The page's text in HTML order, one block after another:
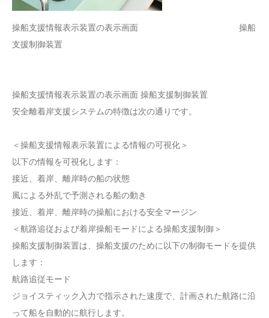
操船支援情報表示装置の表示画面 操船
支援制御装置
操船支援情報表示装置の表示画面 操船支援制御装置
安全離着岸支援システムの特徴は次の通りです。
＜操船支援情報表示装置による情報の可視化＞
以下の情報を可視化します：
接近、着岸、離岸時の船の状態
風による外乱で予測される船の動き
接近、着岸、離岸時の操船における安全マージン
＜航路追従および着岸操船モードによる操船支援制御＞
操船支援制御装置は、操船支援のために以下の制御モードを提供
します：
航路追従モード
ジョイスティック入力で指示された速度で、計画された航路に沿
って船を自動的に航行します。